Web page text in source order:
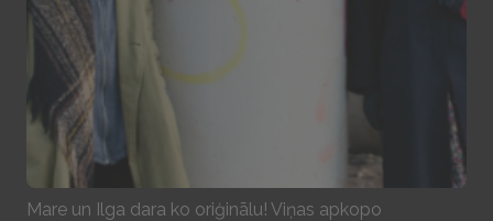
Play
Mare un Ilga dara ko oriģinālu! Viņas apkopo